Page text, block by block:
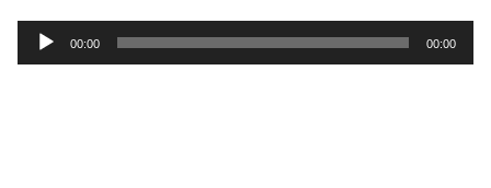
声
00:00 00:00